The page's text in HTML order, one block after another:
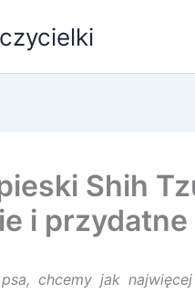
Shih
i
chcemy jak